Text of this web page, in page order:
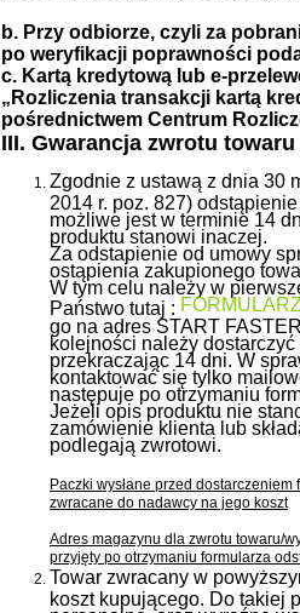
b. Przy odbiorze, czyli za
po weryfikacji poprawności
c. Kartą kredytową lub e-
„Rozliczenia transakcji kartą
pośrednictwem Centrum
III. Gwarancja zwrotu
Zgodnie z ustawą z dnia 30
2014 r. poz. 827)
możliwe jest w terminie 14
produktu stanowi inaczej.
Za odstapienie od umowy
ostąpienia zakupionego
W tym celu należy w
Państwo tutaj :
go na adres START
kolejności należy
przekraczając 14 dni. W
kontaktować się tylko
następuje po otrzymaniu
Jeżeli opis produktu nie
zamówienie klienta lub
podlegają zwrotowi.
Paczki wysłane przed
zwracane do nadawcy na jego koszt
Adres magazynu dla zwrotu towaru/
przyjęty po otrzymaniu formularza
Towar zwracany w
koszt kupującego. Do takiej